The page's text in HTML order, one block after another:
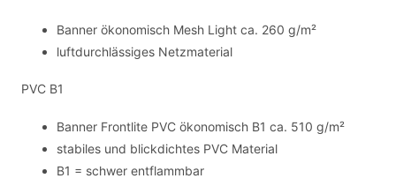
Banner ökonomisch Mesh Light ca. 260 g/m²
luftdurchlässiges Netzmaterial
PVC B1
Banner Frontlite PVC ökonomisch B1 ca. 510 g/m²
stabiles und blickdichtes PVC Material
B1 = schwer entflammbar